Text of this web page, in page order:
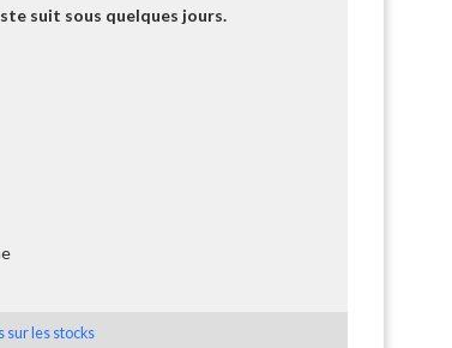
suit sous quelques jours.
sur les stocks